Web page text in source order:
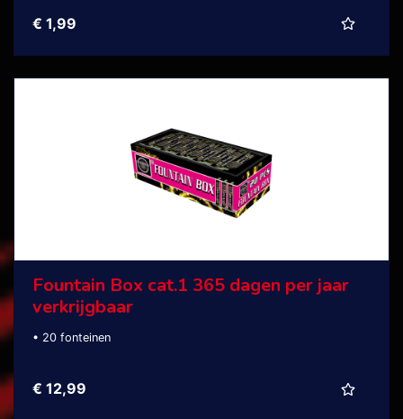
€ 1,99
Fountain Box cat.1 365 dagen per jaar
verkrijgbaar
• 20 fonteinen
€ 12,99